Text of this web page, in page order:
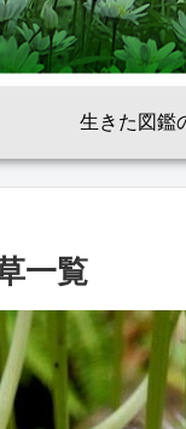
生きた図鑑
一覧